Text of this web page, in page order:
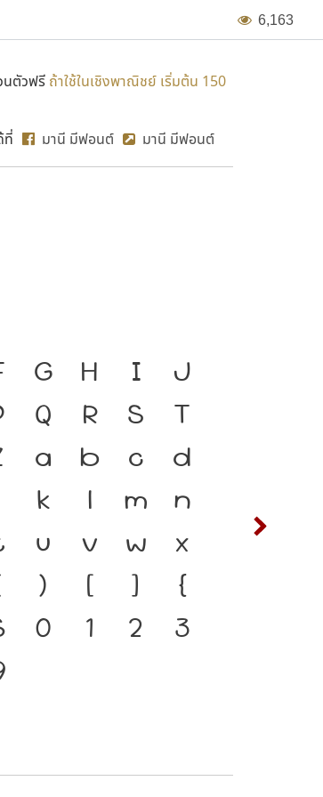
6,163
นตัวฟรี ถ้าใช้ในเชิงพาณิชย์ เริ่มต้น 150
ที่ มานี มีฟอนต์ มานี มีฟอนต์
G H I
J
Q R S
T
a b c
d
k l m
n
u v w
x
) [ ]
{
0 1 2
3
ที่ทำให้ความเป็น
อ เครื่องมือ
ยู่ได้ แบบตัว
ารเปลี่ยนแปลง
สะพานที่เชื่อมตัว
สู่อนาคต
ห